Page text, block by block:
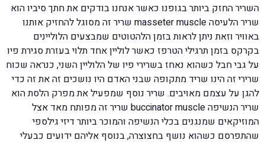
השריר החזק ביותר בגופנו כאשר אנחנו בודקים את חתך סיביו הוא
שריר הלעיסה masseter muscle שריר זה מסוגל להחזיק אותנו
באוויר וזאת ניתן לראות בזמן הלהטוטים שמבצעים הלוליינים
בקרקס בזמן תרגילי הטרפז כאשר לוליין אחד תלוי בעזרת סגירת פיו
על גבי חבל כשהוא נאחז בשרירי פיו של הלוליין השני, כנראה שכוח
שרירי זה הינו שריד מתקופה שבני האדם היו נושכים זה את זה כדי
להגן על עצמם מאויבים. שריר נוסף שמפעיל את מפרק הלסת הוא
שריר הנשיפה buccinator muscle שריר זה מפותח מאד אצל
המוזיקאים שמנגנים בכלי הנשיפה והמוכר ביותר דיזי גילספי
שהתפרסם כשהוא נושף בחצוצרה, בנוסף אליהם ידועים כבעלי